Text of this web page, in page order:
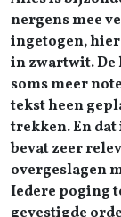
nergens mee
ingetogen,
in zwartwit. De
soms meer
tekst heen
trekken. En
bevat zeer
overgeslagen
Iedere poging